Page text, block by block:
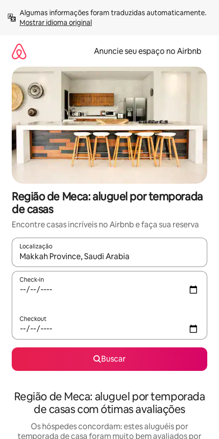
para
Mostrar idioma original
Anuncie seu espaço no Airbnb
Região de Meca: aluguel por temporada
de casas
Encontre casas incríveis no Airbnb e faça sua reserva
Localização
Quando os resultados estiverem disponíveis, explore-os
Check-in
Checkout
Buscar
Região de Meca: aluguel por temporada
de casas com ótimas avaliações
Os hóspedes concordam: estes aluguéis por
temporada de casa foram muito bem avaliados por